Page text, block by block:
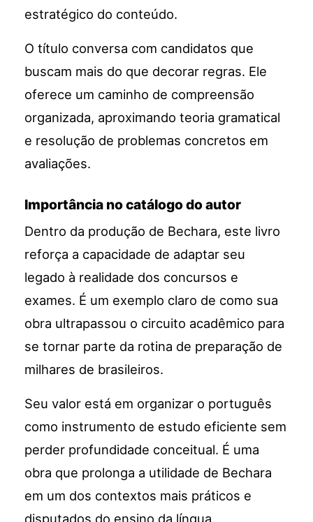
estratégico do conteúdo.
O título conversa com candidatos que
buscam mais do que decorar regras. Ele
oferece um caminho de compreensão
organizada, aproximando teoria gramatical
e resolução de problemas concretos em
avaliações.
Importância no catálogo do autor
Dentro da produção de Bechara, este livro
reforça a capacidade de adaptar seu
legado à realidade dos concursos e
exames. É um exemplo claro de como sua
obra ultrapassou o circuito acadêmico para
se tornar parte da rotina de preparação de
milhares de brasileiros.
Seu valor está em organizar o português
como instrumento de estudo eficiente sem
perder profundidade conceitual. É uma
obra que prolonga a utilidade de Bechara
em um dos contextos mais práticos e
disputados do ensino da língua.